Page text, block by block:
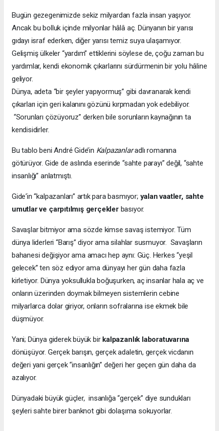
Bugün gezegenimizde sekiz milyardan fazla insan yaşıyor.
Ancak bu bolluk içinde milyonlar hâlâ aç. Dünyanın bir yarısı
gıdayı israf ederken, diğer yarısı temiz suya ulaşamıyor.
Gelişmiş ülkeler “yardım” ettiklerini söylese de, çoğu zaman bu
yardımlar, kendi ekonomik çıkarlarını sürdürmenin bir yolu hâline
geliyor.
Dünya, adeta “bir şeyler yapıyormuş” gibi davranarak kendi
çıkarları için geri kalanını gözünü kırpmadan yok edebiliyor.
“Sorunları çözüyoruz” derken bile sorunların kaynağının ta
kendisidirler.
Bu tablo beni André Gide’in Kalpazanlaradlı romanına
götürüyor. Gide de aslında eserinde “sahte parayı” değil, “sahte
insanlığı” anlatmıştı.
Gide‘in “kalpazanları” artık para basmıyor; yalan vaatler, sahte
umutlar ve çarpıtılmış gerçeklerbasıyor.
Savaşlar bitmiyor ama sözde kimse savaş istemiyor. Tüm
dünya liderleri “Barış” diyor ama silahlar susmuyor. Savaşların
bahanesi değişiyor ama amacı hep aynı: Güç. Herkes “yeşil
gelecek” ten söz ediyor ama dünyayı her gün daha fazla
kirletiyor. Dünya yoksullukla boğuşurken, aç insanlar hala aç ve
onların üzerinden doymak bilmeyen sistemlerin cebine
milyarlarca dolar giriyor, onların sofralarına ise ekmek bile
düşmüyor.
Yani; Dünya giderek büyük bir kalpazanlık laboratuvarına
dönüşüyor. Gerçek barışın, gerçek adaletin, gerçek vicdanın
değeri yani gerçek “insanlığın” değeri her geçen gün daha da
azalıyor.
Dünyadaki büyük güçler, insanlığa “gerçek” diye sundukları
şeyleri sahte birer banknot gibi dolaşıma sokuyorlar.